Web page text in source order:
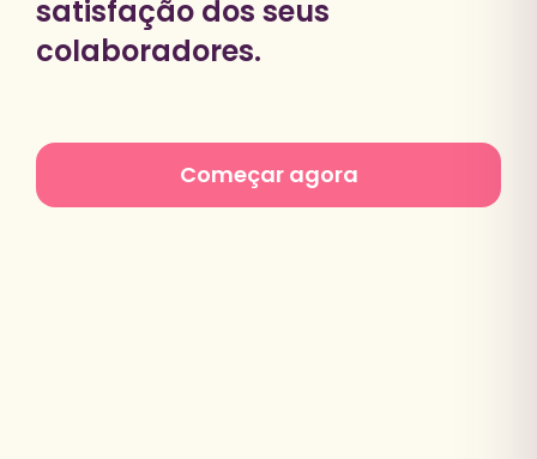
satisfação dos seus
colaboradores.
Começar agora